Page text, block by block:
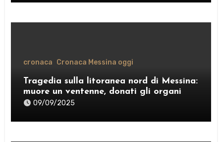
cronaca Cronaca Messina oggi
Tragedia sulla litoranea nord di Messina:
muore un ventenne, donati gli organi
09/09/2025